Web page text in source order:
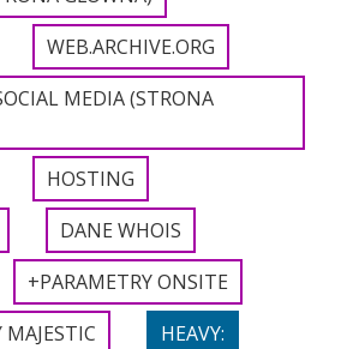
WEB.ARCHIVE.ORG
MEDIA (STRONA
HOSTING
DANE WHOIS
+PARAMETRY ONSITE
HEAVY: